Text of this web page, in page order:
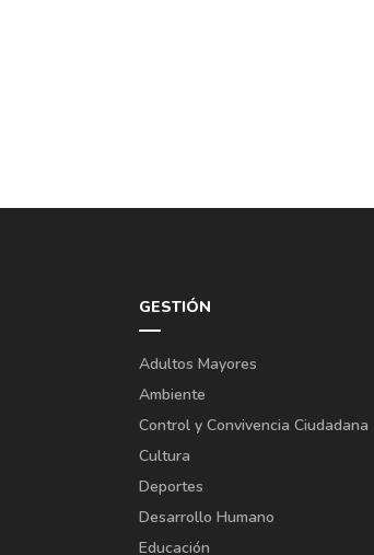
GESTIÓN
Adultos Mayores
Ambiente
Control y Convivencia Ciudadana
Cultura
Deportes
Desarrollo Humano
Educación